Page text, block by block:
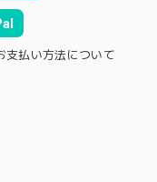
支払い方法について